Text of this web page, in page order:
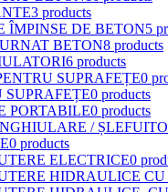
3 products
ÎMPINSE DE BETON5
BETON8 products
6 products
SUPRAFEȚE0
SUPRAFEȚE0 products
PORTABILE0 products
/
0 products
ELECTRICE0
HIDRAULICE